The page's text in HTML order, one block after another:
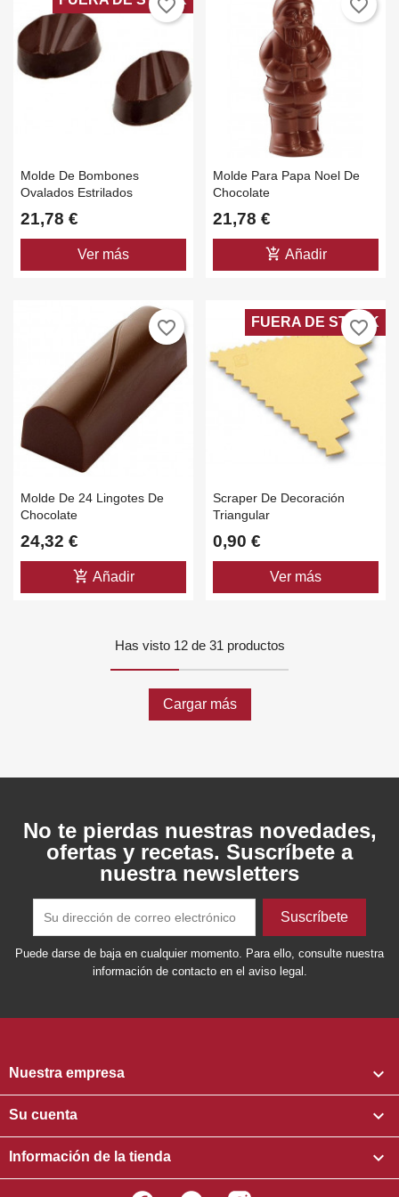
Molde De Bombones
Ovalados Estrilados
21,78 €
Ver más
favorite_border
Molde Para Papa Noel De
Chocolate
21,78 €
add_shopping_cart Añadir
favorite_border
Molde De 24 Lingotes De
Chocolate
24,32 €
add_shopping_cart Añadir
favorite_border
Scraper De Decoración
Triangular
0,90 €
Ver más
FUERA DE STOCK
favorite_border
Has visto 12 de 31 productos
Cargar más
No te pierdas nuestras novedades,
ofertas y recetas. Suscríbete a
nuestra newsletters
Puede darse de baja en cualquier momento. Para ello, consulte nuestra
información de contacto en el aviso legal.
Nuestra empresa 
Su cuenta 
Información de la tienda 